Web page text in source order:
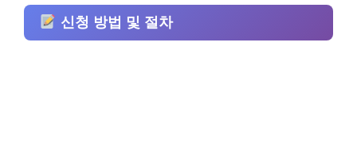
신청 방법 및 절차